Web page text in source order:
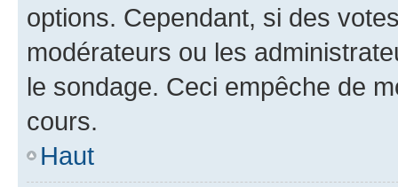
options. Cependant, si des
modérateurs ou les
le sondage. Ceci empêche de
cours.
Haut